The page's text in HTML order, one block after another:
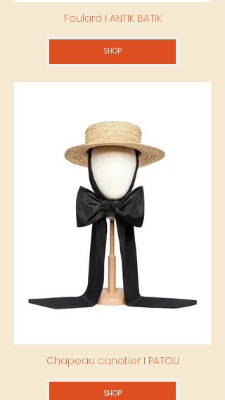
Foulard I ANTIK BATIK
SHOP
Chapeau canotier I PATOU
SHOP